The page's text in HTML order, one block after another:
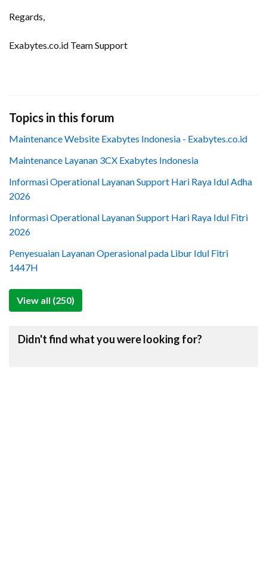
Regards,
Exabytes.co.id Team Support
Topics in this forum
Maintenance Website Exabytes Indonesia - Exabytes.co.id
Maintenance Layanan 3CX Exabytes Indonesia
Informasi Operational Layanan Support Hari Raya Idul Adha
2026
Informasi Operational Layanan Support Hari Raya Idul Fitri
2026
Penyesuaian Layanan Operasional pada Libur Idul Fitri
1447H
View all (250)
Didn't find what you were looking for?